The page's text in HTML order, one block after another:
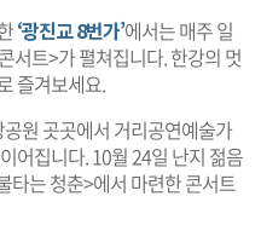
‘광진교 8번가’에서는 매주 일
서트>가 펼쳐집니다. 한강의 멋
즐겨보세요.
원 곳곳에서 거리공연예술가
어집니다. 10월 24일 난지 젊음
타는 청춘>에서 마련한 콘서트